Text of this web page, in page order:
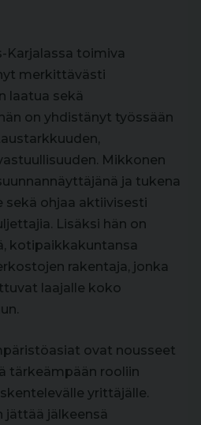
Karjalassa toimiva
merkittävästi
laatua sekä
on yhdistänyt työssään
Mikkonen
ja tukena
sekä ohjaa aktiivisesti
Lisäksi hän on
kotipaikkakuntansa
rakentaja, jonka
laajalle koko
ovat nousseet
tärkeämpään rooliin
yrittäjälle.
jättää jälkeensä